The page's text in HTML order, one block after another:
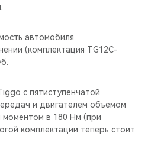
автомобиля
(комплектация TG12C-
c пятиступенчатой
и двигателем объемом
моментом в 180 Нм (при
комплектации теперь стоит